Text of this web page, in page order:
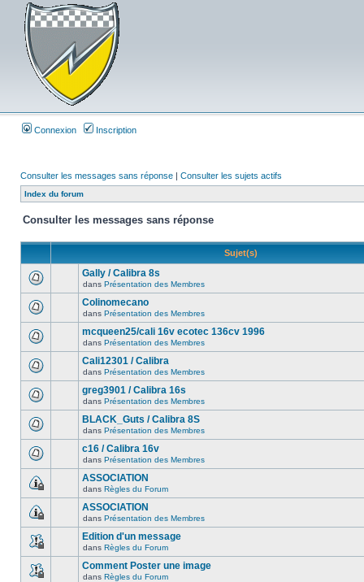
Connexion Inscription
Consulter les messages sans réponse | Consulter les sujets actifs
Index du forum
Consulter les messages sans réponse
Sujet(s)
Gally / Calibra 8s
dans Présentation des Membres
Colinomecano
dans Présentation des Membres
mcqueen25/cali 16v ecotec 136cv 1996
dans Présentation des Membres
Cali12301 / Calibra
dans Présentation des Membres
greg3901 / Calibra 16s
dans Présentation des Membres
BLACK_Guts / Calibra 8S
dans Présentation des Membres
c16 / Calibra 16v
dans Présentation des Membres
ASSOCIATION
dans Règles du Forum
ASSOCIATION
dans Présentation des Membres
Edition d'un message
dans Règles du Forum
Comment Poster une image
dans Règles du Forum